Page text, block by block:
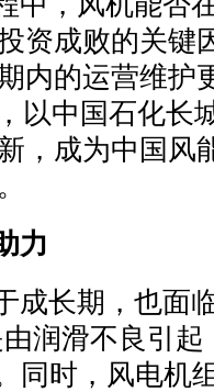
资成败的关键
内的运营维护
以中国石化长
，成为中国风
力
成长期，也面
润滑不良引
同时，风电机